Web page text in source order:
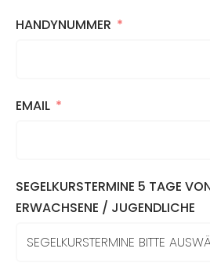
HANDYNUMMER
EMAIL
SEGELKURSTERMINE 5 TAGE
ERWACHSENE / JUGENDLICHE